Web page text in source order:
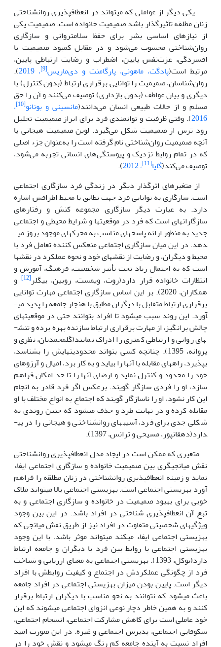
یکی دیگر از عواملی که می­تواند در انعطاف­پذیری روانشناختی
زنان مطلقه تأثیرگذار باشد صمیمیت خانواده است. صمیمیت یکی
از نیازهای اساسی بشر برای حفظ سلامت­روانی و سازگاری
روان‌شناختی محسوب می‌شود و در مقابل کمبود صمیمیت با
افسردگی، عزت‌نفس پایین، اضطراب و رضایت ارتباطی پایین،
مرتبط است(پادگت، ماهونی، پارگامنت و دی‌ماریس[9] ، 2019
).
روان‌شناسان، صمیمیت را توانایی برقراری ارتباط (بدون کنترل) با
دیگری و بیان عواطف (بدون بازداری) توصیف می‌کنند و آن را حق
مسلم و از حالات طبیعی انسان می‌دانند(مانسینی و بونانو[10]
،
2016). وقتی ظرفیت و توانمندی فرد برای ابراز صمیمیت تحلیل
رود ترس از صمیمیت شکل می‌گیرد. لوین صمیمیت هیجانی یا
آنچه صمیمیت روان‌شناختی نام گرفته است را به‌عنوان جزء اصلی
که در تمام روابط نزدیک و پیوستگی‌های انسانی تجربه می‌شود،
توصیف می‌کند(گایا[11] ، 2012
).
از متغیرهای اثرگذار دیگر در زندگی فرد سازگاری اجتماعی
است. سازگاری به توانایی فرد جهت تطابق با محیط اطرافش اشاره
دارد. به عبارت دیگر سازگاری مجموعه کنش و رفتارهای
سازگارانه­ای است که فرد در موقعیت­ها و شرایط محیطی و اجتماعی
جدید به منظور ارائه پاسخ­های مناسب به محرک­های موجود بروز می­
دهد. در این میان سازگاری اجتماعی منعکس کننده تعامل فرد با
محیط و دیگران، و رضایت از نقش­های خود و نحوه عملکرد در نقش­ها
است که به احتمال زیاد تحت تأثیر شخصیت، فرهنگ، آموزش و
انتظارات خانواده قرار دارد(روت، ویمست، روبین، بیگلر[12]
و
همکاران، 2020). بر این اساس سازگاری اجتماعی مهارت توانایی
برقراری ارتباط متقابل با دیگران مطابق با هنجار جامعه را پدید می­
آورد. این روند سبب می­شود تا افراد بتوانند حتی در موقعیت­های
چالش برانگیز، از مهارت برقراری ارتباط سازنده بهره برده و تنش­
های روانی و ارتباطی کمتری را ادراک نمایند(گل­محمدیان، نظری و
پروانه، 1395). چنانچه کسی بتواند محدودیت­هایش را بشناسد،
بپذیرد، راه­های مقابله با آنها را بیاید و به کار برد، امیال و آرزوهای
خود را محدود و کنترل نماید و ارضای آنها را تا حد امکان فراهم
سازد، او را فردی سازگار گویند. برعکس اگر فرد قادر به انجام
این کار نشود، او را ناسازگار گویند که اجتماع به انواع مختلف با او
مقابله کرده و در نهایت طرد و حذف می­شود که چنین روندی به
شکلی جدی برای فرد، آسیب­های روانشناختی و هیجانی را در پی­
دارد(دهقانپور، مسیحی و ترانس، 1397).
متغیری که ممکن است در ایجاد مدل انعطاف­پذیری روانشناختی
نقش میانجی­گری بین صمیمیت خانواده و سازگاری اجتماعی ایفاء
نماید و زمینه انعطاف­پذیری روانشناختی در زنان مطلقه را فراهم
آورد بهزیستی اجتماعی است. بهزیستی اجتماعی بالا می­تواند ملاک
خوبی برای بهبود صمیمیت در خانواده و سازگاری اجتماعی و به
تبع آن انعطاف­پذیری شناختی در افراد باشد. در این بین وجود
ویژگی­های شخصیتی متفاوت در افراد نیز از طریق نقش میانجی که
بهزیستی اجتماعی ایفاء می­کند می­تواند موثر باشد. با این وجود
بهزیستی اجتماعی با روابط بین فرد با دیگران و جامعه ارتباط
دارد(توکل، 1393). بهزیستی اجتماعی به معنای ارزیابی و شناخت
فرد از چگونگی عملکردش در اجتماع و کیفیت روابط­ش با افراد
دیگر است. پایین بودن میزان بهزیستی اجتماعی در افراد جامعه
باعث می­شود که نتوانند به نحو مناسب با دیگران ارتباط برقرار
کنند و به همین خاطر دچار نوعی انزوای اجتماعی می­شوند که این
خود عاملی است برای کاهش مشارکت اجتماعی، انسجام اجتماعی،
شکوفایی اجتماعی، پذیرش اجتماعی و غیره. در این صورت امید
افراد نسبت به آینده جامعه کم رنگ می­شود و نقش خود را در